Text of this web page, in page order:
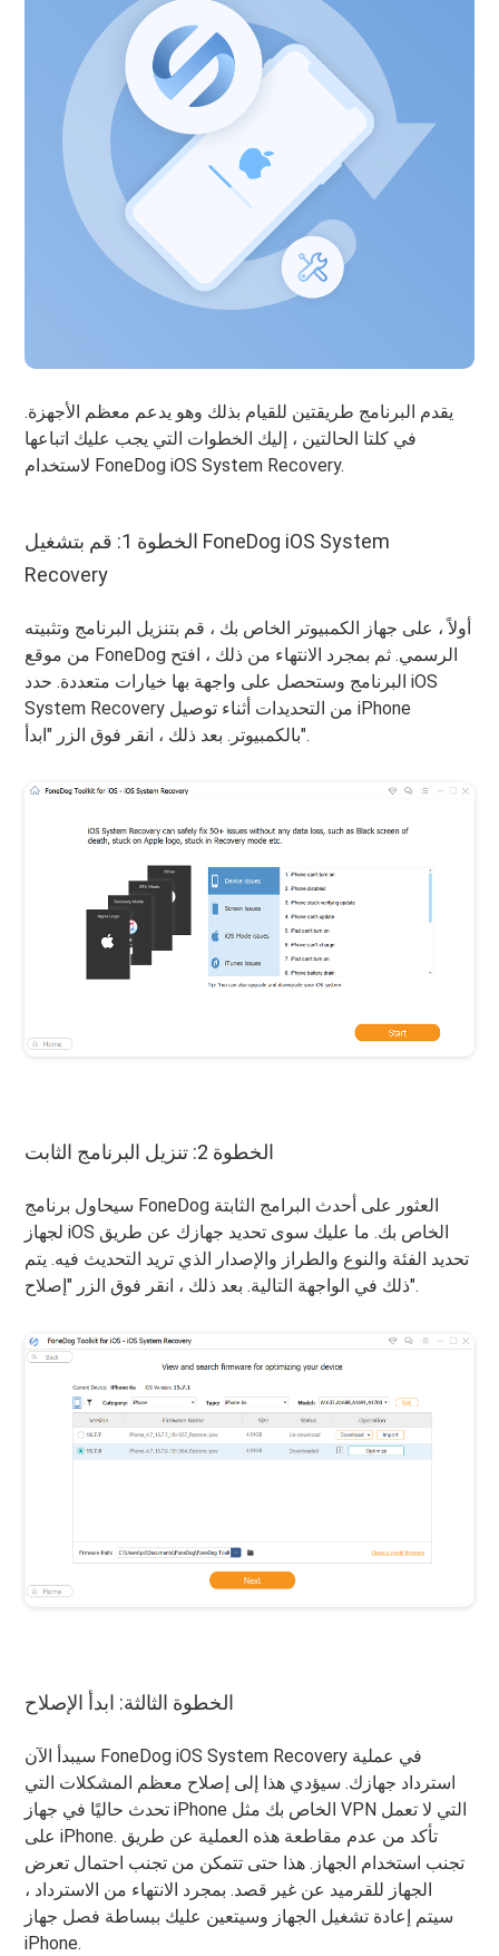
يقدم البرنامج طريقتين للقيام بذلك وهو يدعم معظم الأجهزة.
في كلتا الحالتين ، إليك الخطوات التي يجب عليك اتباعها
لاستخدام FoneDog iOS System Recovery.
الخطوة 1: قم بتشغيل FoneDog iOS System
Recovery
أولاً ، على جهاز الكمبيوتر الخاص بك ، قم بتنزيل البرنامج وتثبيته
من موقع FoneDog الرسمي. ثم بمجرد الانتهاء من ذلك ، افتح
البرنامج وستحصل على واجهة بها خيارات متعددة. حدد iOS
System Recovery من التحديدات أثناء توصيل iPhone
بالكمبيوتر. بعد ذلك ، انقر فوق الزر "ابدأ".
الخطوة 2: تنزيل البرنامج الثابت
سيحاول برنامج FoneDog العثور على أحدث البرامج الثابتة
لجهاز iOS الخاص بك. ما عليك سوى تحديد جهازك عن طريق
تحديد الفئة والنوع والطراز والإصدار الذي تريد التحديث فيه. يتم
ذلك في الواجهة التالية. بعد ذلك ، انقر فوق الزر "إصلاح".
الخطوة الثالثة: ابدأ الإصلاح
سيبدأ الآن FoneDog iOS System Recovery في عملية
استرداد جهازك. سيؤدي هذا إلى إصلاح معظم المشكلات التي
تحدث حاليًا في جهاز iPhone الخاص بك مثل VPN التي لا تعمل
على iPhone. تأكد من عدم مقاطعة هذه العملية عن طريق
تجنب استخدام الجهاز. هذا حتى تتمكن من تجنب احتمال تعرض
الجهاز للقرميد عن غير قصد. بمجرد الانتهاء من الاسترداد ،
سيتم إعادة تشغيل الجهاز وسيتعين عليك ببساطة فصل جهاز
iPhone.